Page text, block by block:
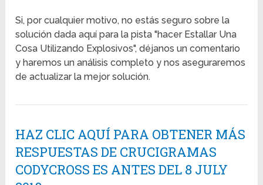
Si, por cualquier motivo, no estás seguro sobre la
solución dada aquí para la pista "hacer Estallar Una
Cosa Utilizando Explosivos", déjanos un comentario
y haremos un análisis completo y nos aseguraremos
de actualizar la mejor solución.
HAZ CLIC AQUÍ PARA OBTENER MÁS
RESPUESTAS DE CRUCIGRAMAS
CODYCROSS ES ANTES DEL 8 JULY